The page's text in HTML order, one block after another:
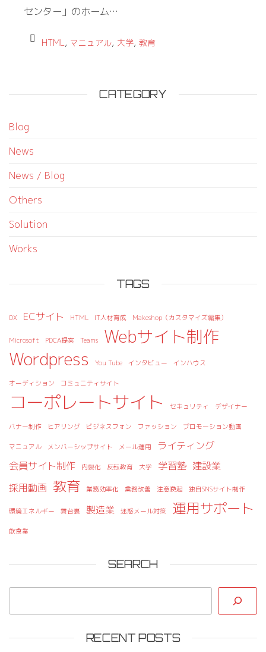
センター」のホーム…
HTML, マニュアル, 大学, 教育
CATEGORY
Blog
News
News / Blog
Others
Solution
Works
TAGS
DX ECサイト HTML IT人材育成 Makeshop（カスタマイズ編集）
Microsoft PDCA提案 Teams
Webサイト制作
Wordpress
You Tube インタビュー インハウス
オーディション コミュニティサイト
コーポレートサイト セキュリティ デザイナー
バナー制作 ヒアリング ビジネスフォン ファッション プロモーション動画
マニュアル メンバーシップサイト メール運用
ライティング
会員サイト制作
内製化 反転教育 大学 学習塾 建設業
採用動画 教育 業務効率化 業務改善 注意喚起 独自SNSサイト制作
環境エネルギー 舞台裏 製造業 迷惑メール対策 運用サポート
飲食業
SEARCH
RECENT POSTS